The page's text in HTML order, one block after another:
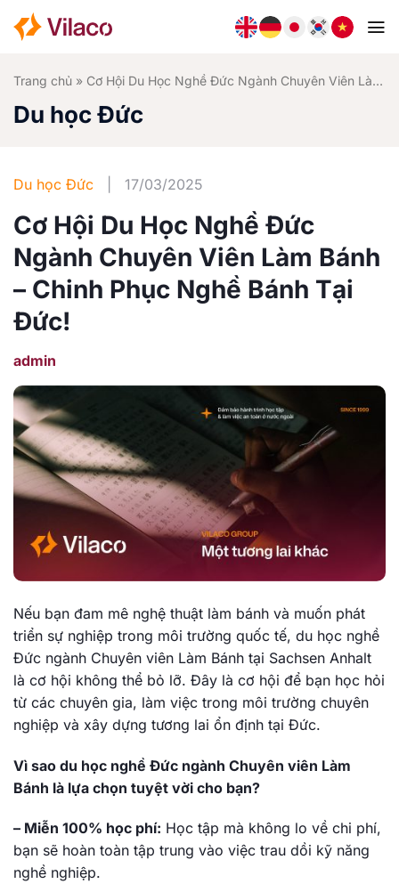
qua
Trang chủ » Cơ Hội Du Học Nghề Đức Ngành Chuyên Viên Làm Bánh – Chinh Phục Nghề Bánh Tại Đức!
Du học Đức
Du học Đức 17/03/2025
Cơ Hội Du Học Nghề Đức
Ngành Chuyên Viên Làm Bánh
– Chinh Phục Nghề Bánh Tại
Đức!
admin
Nếu bạn đam mê nghệ thuật làm bánh và muốn phát
triển sự nghiệp trong môi trường quốc tế, du học nghề
Đức ngành Chuyên viên Làm Bánh tại Sachsen Anhalt
là cơ hội không thể bỏ lỡ. Đây là cơ hội để bạn học hỏi
từ các chuyên gia, làm việc trong môi trường chuyên
nghiệp và xây dựng tương lai ổn định tại Đức.
Vì sao du học nghề Đức ngành Chuyên viên Làm
Bánh là lựa chọn tuyệt vời cho bạn?
– Miễn 100% học phí: Học tập mà không lo về chi phí,
bạn sẽ hoàn toàn tập trung vào việc trau dồi kỹ năng
nghề nghiệp.